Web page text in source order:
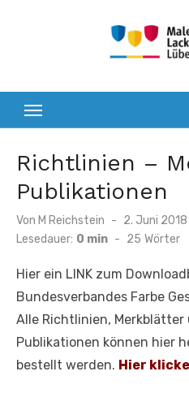
Richtlinien –
Publikationen
Von M Reichstein
Veröffentlicht
am
2. Juni 2018
Lesedauer: 0 min - 25 Wörter
Hier ein LINK zum
Bundesverbandes Farbe
Alle Richtlinien,
Publikationen können hier
bestellt werden. Hier